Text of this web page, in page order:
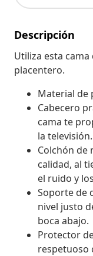
Descripción
Utiliza esta
placentero.
Material de
Cabecero
cama te
la televisión.
Colchón de
calidad, al
el ruido y
Soporte de
nivel justo
boca abajo.
Protector
respetuoso